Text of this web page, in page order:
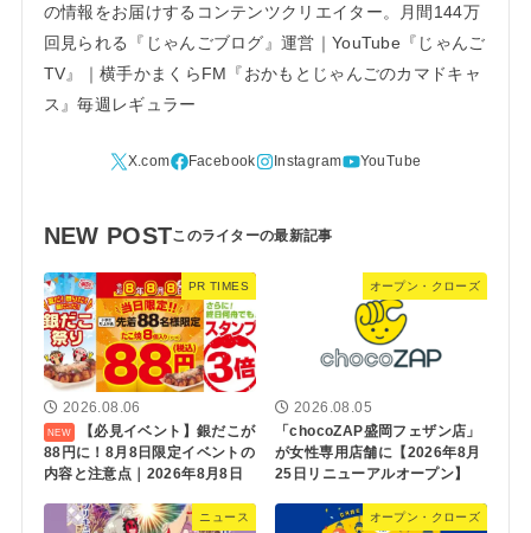
の情報をお届けするコンテンツクリエイター。月間144万
回見られる『じゃんごブログ』運営｜YouTube『じゃんご
TV』｜横手かまくらFM『おかもとじゃんごのカマドキャ
ス』毎週レギュラー
NEW POST
PR TIMES
2026.08.06
【必見イベント】銀だこが
88円に！8月8日限定イベントの
内容と注意点｜2026年8月8日
オープン・クローズ
2026.08.05
「chocoZAP盛岡フェザン店」
が女性専用店舗に【2026年8月
25日リニューアルオープン】
ニュース オープン・クローズ